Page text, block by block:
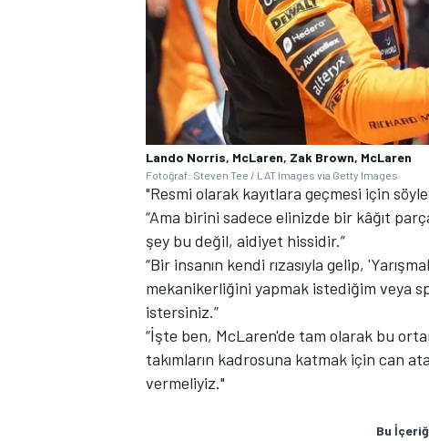
Lando Norris, McLaren, Zak Brown, McLaren
Fotoğraf: Steven Tee / LAT Images via Getty Images
"Resmi olarak kayıtlara geçmesi için
“Ama birini sadece elinizde bir kâğıt
şey bu değil, aidiyet hissidir.”
“Bir insanın kendi rızasıyla gelip,
mekanikerliğini yapmak istediğim veya
istersiniz.”
“İşte ben, McLaren'de tam olarak bu
takımların kadrosuna katmak için can
vermeliyiz."
Bu